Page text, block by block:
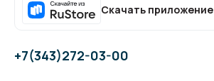
Скачать приложение
+7(343)272-03-00